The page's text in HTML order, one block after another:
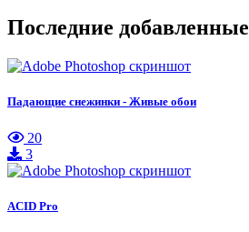
Последние добавленные
Падающие снежинки - Живые обои
20
3
ACID Pro